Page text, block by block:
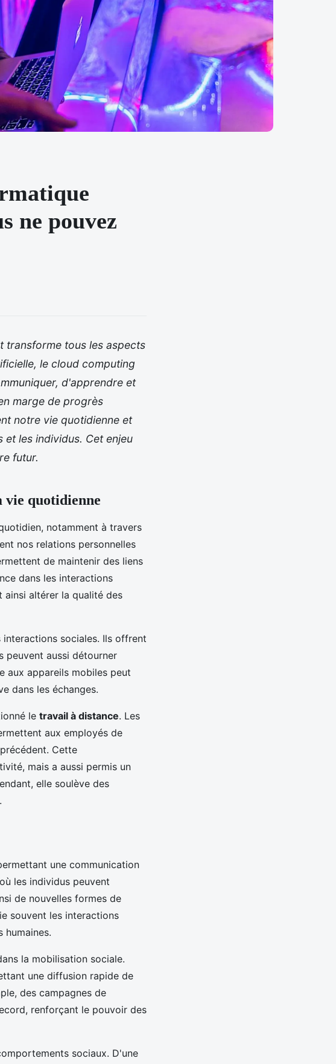
ne pouvez
transforme tous les aspects
le cloud computing
d'apprendre et
marge de progrès
notre vie quotidienne et
les individus. Cet enjeu
futur.
quotidienne
notamment à travers
nos relations personnelles
de maintenir des liens
dans les interactions
ainsi altérer la qualité des
sociales. Ils offrent
peuvent aussi détourner
aux appareils mobiles peut
dans les échanges.
le travail à distance. Les
aux employés de
Cette
mais a aussi permis un
elle soulève des
une communication
les individus peuvent
de nouvelles formes de
souvent les interactions
humaines.
la mobilisation sociale.
une diffusion rapide de
des campagnes de
renforçant le pouvoir des
sociaux. D'une